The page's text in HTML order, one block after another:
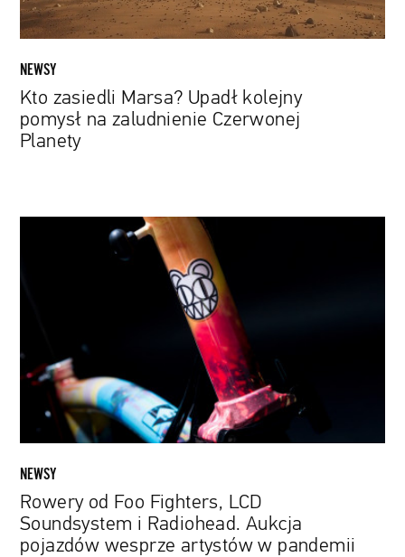
Planety
NEWSY
Kto zasiedli Marsa? Upadł kolejny
pomysł na zaludnienie Czerwonej
Planety
i
Radiohead.
pojazdów
wesprze
artystów
pandemii
NEWSY
Rowery od Foo Fighters, LCD
Soundsystem i Radiohead. Aukcja
pojazdów wesprze artystów w pandemii